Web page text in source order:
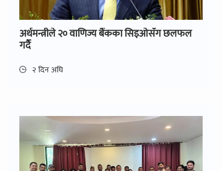
अर्थमन्त्रीले २० वाणिज्य बैंकका सिइओसँग छलफल
गर्दै
२ दिन अघि